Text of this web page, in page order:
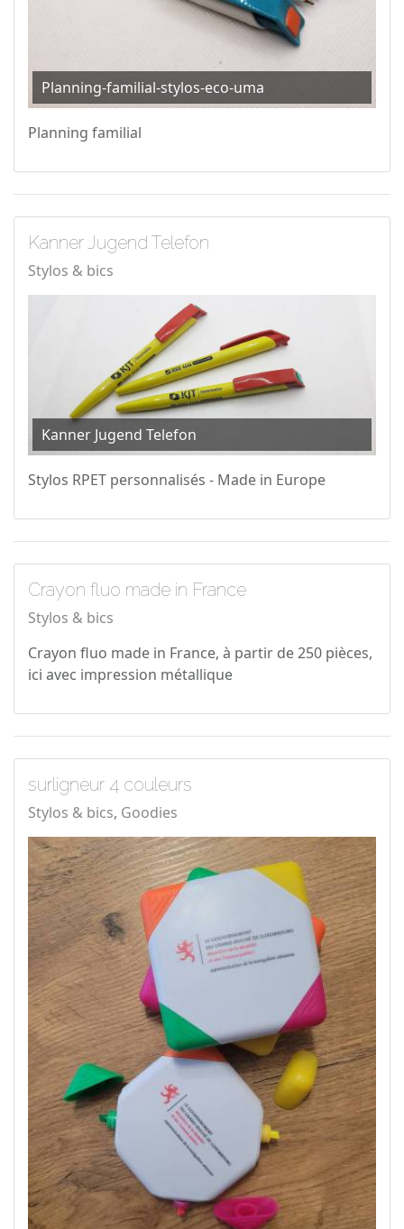
Planning-familial-stylos-eco-uma
Planning familial
Kanner Jugend Telefon
Stylos & bics
Kanner Jugend Telefon
Stylos RPET personnalisés - Made in Europe
Crayon fluo made in France
Stylos & bics
Crayon fluo made in France, à partir de 250 pièces,
ici avec impression métallique
surligneur 4 couleurs
Stylos & bics Goodies